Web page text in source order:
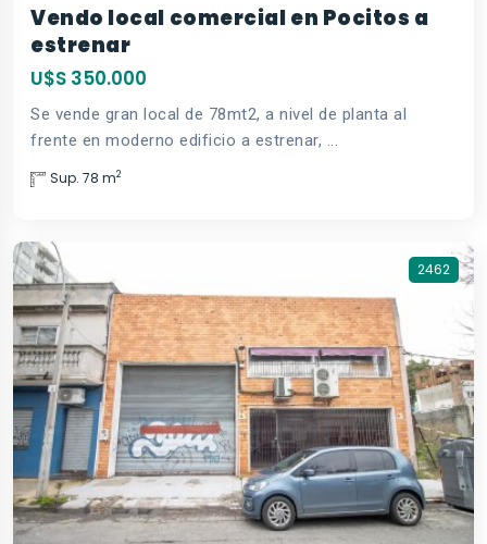
Vendo local comercial en Pocitos a
estrenar
U$S 350.000
Se vende gran local de 78mt2, a nivel de planta al
frente en moderno edificio a estrenar, ...
Sup. 78 m2
2462